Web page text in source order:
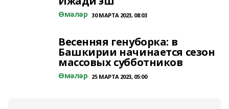
Өмәләр 30 МАРТА 2023, 08:03
Весенняя генуборка: в
Башкирии начинается сезон
массовых субботников
Өмәләр 25 МАРТА 2023, 05:00